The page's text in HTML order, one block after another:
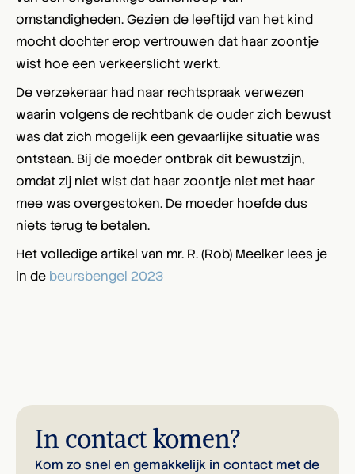
omstandigheden. Gezien de leeftijd van het kind
mocht dochter erop vertrouwen dat haar zoontje
wist hoe een verkeerslicht werkt.
De verzekeraar had naar rechtspraak verwezen
waarin volgens de rechtbank de ouder zich bewust
was dat zich mogelijk een gevaarlijke situatie was
ontstaan. Bij de moeder ontbrak dit bewustzijn,
omdat zij niet wist dat haar zoontje niet met haar
mee was overgestoken. De moeder hoefde dus
niets terug te betalen.
Het volledige artikel van mr. R. (Rob) Meelker lees je
in de beursbengel 2023
In contact komen?
Kom zo snel en gemakkelijk in contact met de